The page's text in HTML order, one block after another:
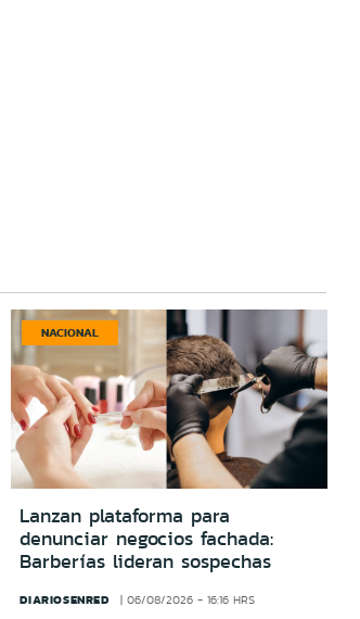
NACIONAL
Lanzan plataforma para
denunciar negocios fachada:
Barberías lideran sospechas
DIARIOSENRED 06/08/2026 - 16:16 HRS